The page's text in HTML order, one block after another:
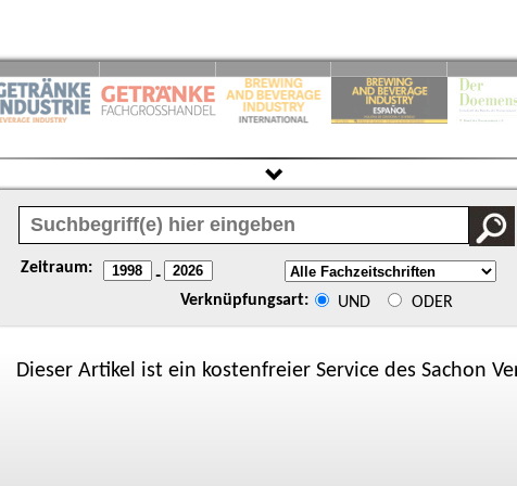
Zeitraum: -
Verknüpfungsart: UND ODER
Dieser Artikel ist ein kostenfreier Service des Sachon